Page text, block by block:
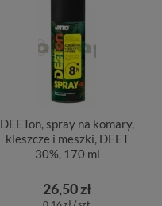
DEETon, spray na komary,
kleszcze i meszki, DEET
30%, 170 ml
26,50 zł